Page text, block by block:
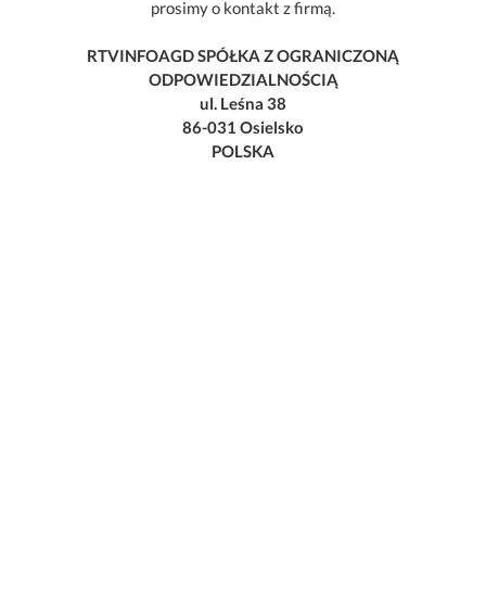
prosimy o kontakt z firmą.
RTVINFOAGD SPÓŁKA Z OGRANICZONĄ
ODPOWIEDZIALNOŚCIĄ
ul. Leśna 38
86-031 Osielsko
POLSKA